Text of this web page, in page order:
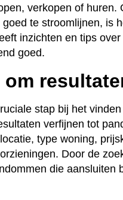
verkopen of huren.
te stroomlijnen, is
inzichten en tips
goed.
stap bij het
verfijnen tot
type woning,
Door de
die aansluiten